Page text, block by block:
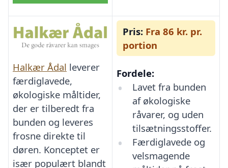
Halkær Ådal leverer
færdiglavede,
økologiske måltider,
der er tilberedt fra
bunden og leveres
frosne direkte til
døren. Konceptet er
især populært blandt
Pris: Fra 86 kr. pr.
portion
Fordele:
Lavet fra bunden
af økologiske
råvarer, og uden
tilsætningsstoffer.
Færdiglavede og
velsmagende